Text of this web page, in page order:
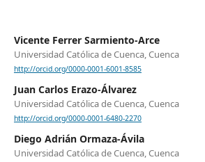
Vicente Ferrer Sarmiento-Arce
Universidad Católica de Cuenca, Cuenca
http://orcid.org/0000-0001-6001-8585
Juan Carlos Erazo-Álvarez
Universidad Católica de Cuenca, Cuenca
http://orcid.org/0000-0001-6480-2270
Diego Adrián Ormaza-Ávila
Universidad Católica de Cuenca, Cuenca